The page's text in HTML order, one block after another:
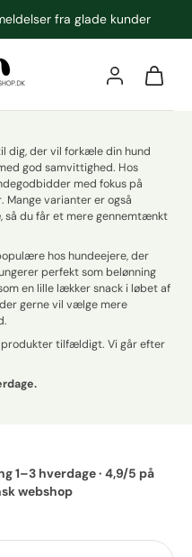
fra glade kunder
dig, der vil forkæle din hund
god samvittighed. Hos
med fokus på
varianter er også
, så du får et mere gennemtænkt
hos hundeejere, der
perfekt som belønning
en lille lækker snack i løbet af
gerne vil vælge mere
produkter tilfældigt. Vi går efter
1–3 hverdage · 4,9/5 på
webshop